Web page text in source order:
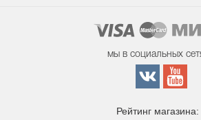
мы в социальных
Рейтинг магазина: